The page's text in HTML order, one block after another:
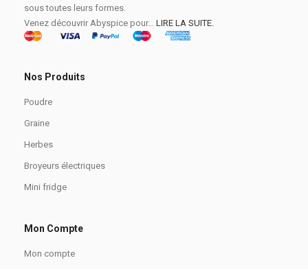
sous toutes leurs formes.
Venez découvrir Abyspice pour... LIRE LA SUITE.
Nos Produits
Poudre
Graine
Herbes
Broyeurs électriques
Mini fridge
Mon Compte
Mon compte